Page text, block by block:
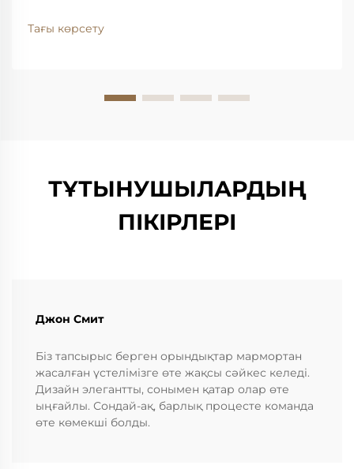
бөлмелердің симметриясына лайықталады. Таза
Тағы көрсету
ТҰТЫНУШЫЛАРДЫҢ
ПІКІРЛЕРІ
Джон Смит
Біз тапсырыс берген орындықтар мармортан
жасалған үстелімізге өте жақсы сәйкес келеді.
Дизайн элегантты, сонымен қатар олар өте
ыңғайлы. Сондай-ақ, барлық процесте команда
өте көмекші болды.